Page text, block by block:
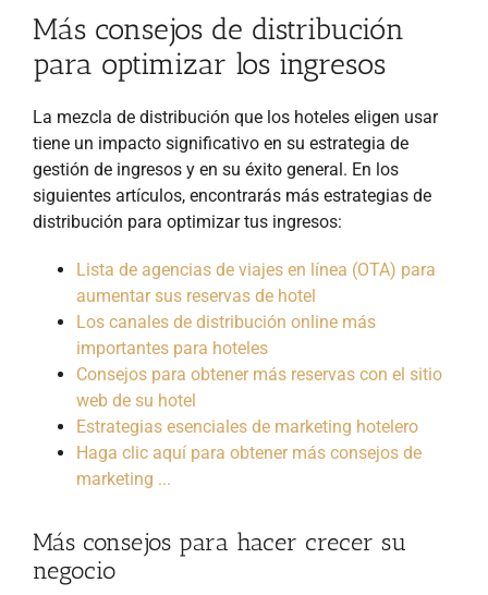
Más consejos de distribución
para optimizar los ingresos
La mezcla de distribución que los hoteles eligen usar
tiene un impacto significativo en su estrategia de
gestión de ingresos y en su éxito general. En los
siguientes artículos, encontrarás más estrategias de
distribución para optimizar tus ingresos:
Lista de agencias de viajes en línea (OTA) para
aumentar sus reservas de hotel
Los canales de distribución online más
importantes para hoteles
Consejos para obtener más reservas con el sitio
web de su hotel
Estrategias esenciales de marketing hotelero
Haga clic aquí para obtener más consejos de
marketing ...
Más consejos para hacer crecer su
negocio